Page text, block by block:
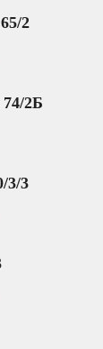
2
74/2Б
3/3